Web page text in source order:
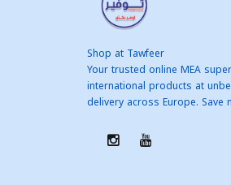
Shop at Tawfeer
Your trusted online MEA
international products at
delivery across Europe. Save